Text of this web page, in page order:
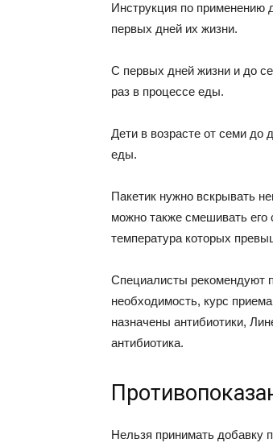
Инструкция по применению
первых дней их жизни.
С первых дней жизни и до
раз в процессе еды.
Дети в возрасте от семи до
еды.
Пакетик нужно вскрывать
можно также смешивать его
температура которых
Специалисты рекомендуют
необходимость, курс
назначены антибиотики,
антибиотика.
Нельзя принимать добавку